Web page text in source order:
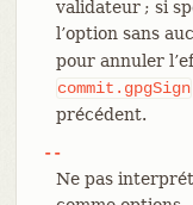
validateur ; si
l’option sans
pour annuler
commit.gpgSign
précédent.
--
Ne pas